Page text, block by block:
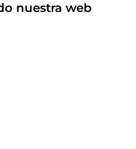
nuestra web